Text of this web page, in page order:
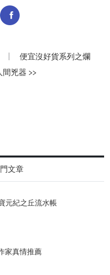
便宜沒好貨系列之爛
間兇器 >>
文章
元紀之丘流水帳
家真情推薦